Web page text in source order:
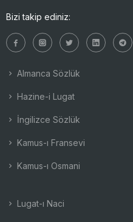
Bizi takip ediniz:
Almanca Sözlük
Hazine-i Lugat
İngilizce Sözlük
Kamus-ı Fransevi
Kamus-ı Osmani
Lugat-ı Naci